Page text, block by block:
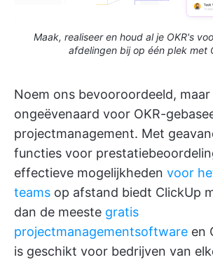
Maak, realiseer en houd al je OKR's
afdelingen bij op één plek met
Noem ons bevooroordeeld, maar
ongeëvenaard voor OKR-
projectmanagement. Met
functies voor
effectieve mogelijkheden voor
teams op afstand biedt ClickUp
dan de meeste gratis
projectmanagementsoftware en
is geschikt voor bedrijven van